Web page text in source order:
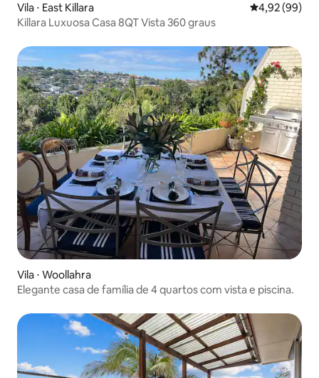
Vila ⋅ East Killara 4,92 de uma
4,92 (99)
Killara Luxuosa Casa 8QT Vista 360 graus
Vila ⋅ Woollahra
Elegante casa de família de 4 quartos com vista e piscina.